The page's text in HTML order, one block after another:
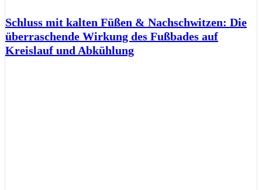
Schluss mit kalten Füßen & Nachschwitzen: Die
überraschende Wirkung des Fußbades auf
Kreislauf und Abkühlung